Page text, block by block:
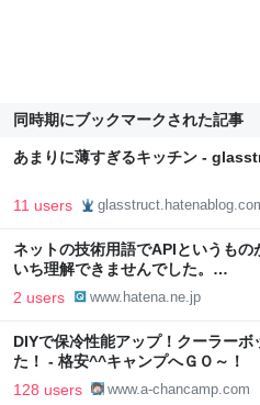
同時期にブックマークされた記事
あまりに薄すぎるキッチン -
11 users
ネットの技術用語でAPIというもの
いち理解できませんでした。…
2 users www.hatena.ne.jp
DIYで保冷性能アップ！クーラー
た！ - 格安^^キャンプへＧＯ～！
128 users www.a-chancamp.com